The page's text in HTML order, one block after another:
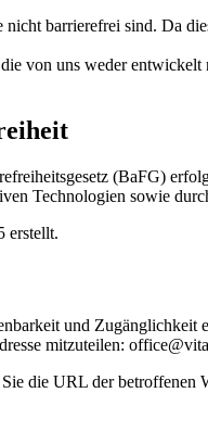
barrierefrei sind. Da
von uns weder
(BaFG)
Technologien sowie
erstellt.
und
mitzuteilen:
die URL der